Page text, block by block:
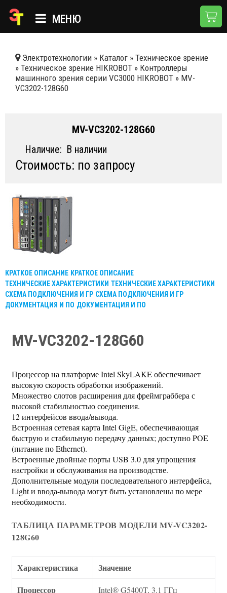
МЕНЮ
КАТАЛОГ
О КОМПАНИИ
ДОСТАВКА И ОПЛАТА
Электротехнологии » Каталог » Техническое зрение
» Техническое зрение HIKROBOT » Контроллеры
машинного зрения серии VC3000 HIKROBOT » MV-
VC3202-128G60
MV-VC3202-128G60
Наличие: В наличии
Стоимость: по запросу
КРАТКОЕ ОПИСАНИЕ КРАТКОЕ ОПИСАНИЕ
ТЕХНИЧЕСКИЕ ХАРАКТЕРИСТИКИ ТЕХНИЧЕСКИЕ ХАРАКТЕРИСТИКИ
СХЕМА ПОДКЛЮЧЕНИЯ И ГР СХЕМА ПОДКЛЮЧЕНИЯ И ГР
ДОКУМЕНТАЦИЯ И ПО ДОКУМЕНТАЦИЯ И ПО
MV-VC3202-128G60
Процессор на платформе Intel SkyLAKE обеспечивает
высокую скорость обработки изображений.
Множество слотов расширения для фреймграббера с
высокой стабильностью соединения.
12 интерфейсов ввода/вывода.
Встроенная сетевая карта Intel GigE, обеспечивающая
быструю и стабильную передачу данных; доступно POE
(питание по Ethernet).
Встроенные двойные порты USB 3.0 для упрощения
настройки и обслуживания на производстве.
Дополнительные модули последовательного интерфейса,
Light и ввода-вывода могут быть установлены по мере
необходимости.
ТАБЛИЦА ПАРАМЕТРОВ МОДЕЛИ MV-VC3202-
128G60
Характеристика
Значение
Процессор
Intel® G5400T, 3.1 ГГц